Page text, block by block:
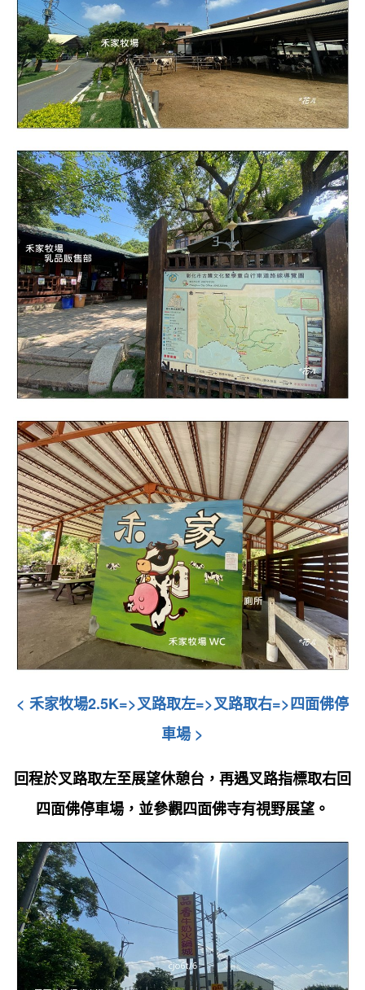
< 禾家牧場2.5K=>叉路取左=>叉路取右=>四面佛停
車場 >
回程於叉路取左至展望休憩台 ，再遇叉路指標取右回
四面佛停車場，並參觀四面佛寺有視野展望 。